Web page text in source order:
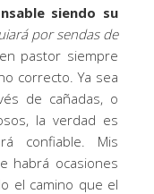
siendo su
por sendas de
pastor siempre
correcto. Ya sea
de cañadas, o
la verdad es
confiable. Mis
habrá ocasiones
el camino que el